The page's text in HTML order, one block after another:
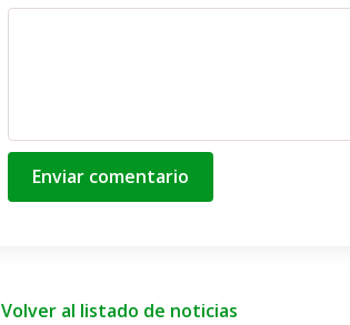
Enviar comentario
Volver al listado de noticias